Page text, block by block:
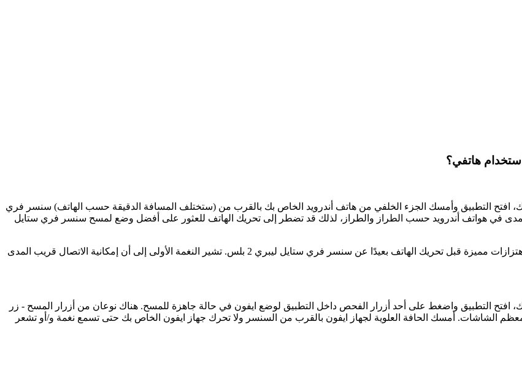
الخلفي من أعلى ذراعك، افتح التطبيق وأمسك الجزء الخلفي من هاتف أندرويد الخاص بك بالقرب من (ستختلف المسافة الدقيقة حسب الهاتف) سنسر فري
قريب المدى في هواتف أندرويد حسب الطراز والطراز، لذلك قد تضطر إلى تحريك الهاتف للعثور على أفضل وضع لمسح سنسر فري ستايل
وبمجرد العثور على موضع المسح الأمثل، انتظر حتى ينتج التطبيق نغمتين أو اهتزازات مميزة قبل تحريك الهاتف بعيدًا عن سنسر فري ستايل ليبري 2 بلس. تشير النغمة الأولى إلى أن إمكانية الاتصال قريب المدى
الخلفي من أعلى ذراعك، افتح التطبيق واضغط على أحد أزرار الفحص داخل التطبيق لوضع ايفون في حالة جاهزة للمسح. هناك نوعان من أزرار المسح - زر
الشاشات. أمسك الحافة العلوية لجهاز ايفون بالقرب من السنسر ولا تحرك جهاز ايفون الخاص بك حتى تسمع نغمة و/أو تشعر